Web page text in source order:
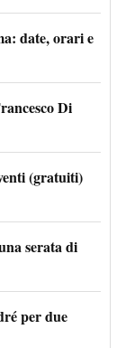
date, orari e
Di
(gratuiti)
serata di
per due